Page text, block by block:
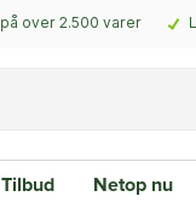
på over 2.500 varer
Tilbud Netop nu